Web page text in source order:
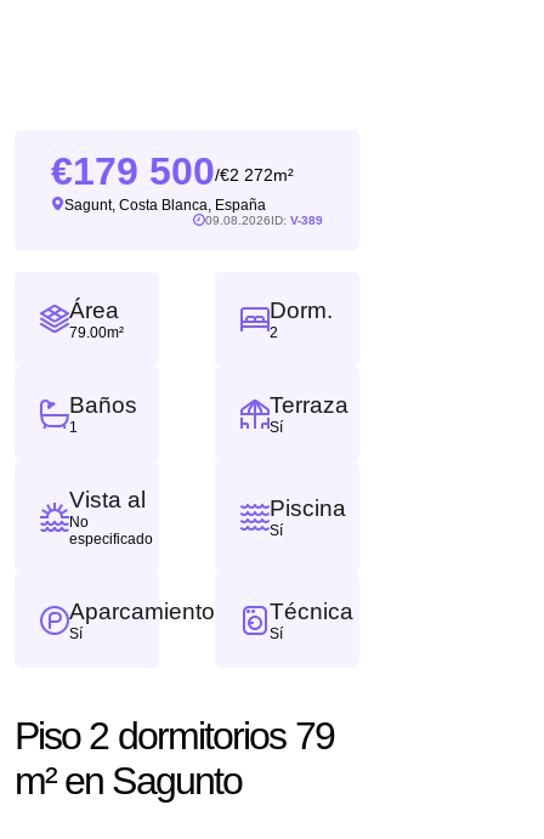
179 500/ 2 272m²
Sagunt, Costa Blanca, España
09.08.2026ID: V-389
Área
79.00m²
Dorm.
2
Baños
1
Terraza
Sí
Vista al
No
especificado
Piscina
Sí
Aparcamiento
Sí
Técnica
Sí
Piso 2 dormitorios 79
m² en Sagunto